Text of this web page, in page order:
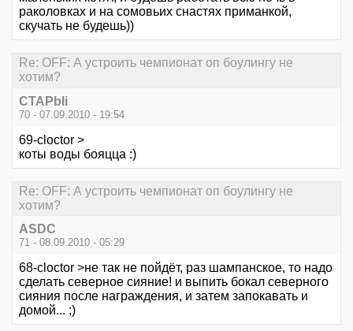
раколовках и на сомовьих снастях приманкой,
скучать не будешь))
Re: OFF: А устроить чемпионат оп боулингу не
хотим?
CTAPbIi
70 - 07.09.2010 - 19:54
69-cloctor >
коты воды бояцца :)
Re: OFF: А устроить чемпионат оп боулингу не
хотим?
ASDC
71 - 08.09.2010 - 05:29
68-cloctor >не так не пойдёт, раз шампанское, то надо
сделать северное сияние! и выпить бокал северного
сияния после награждения, и затем запокавать и
домой... ;)